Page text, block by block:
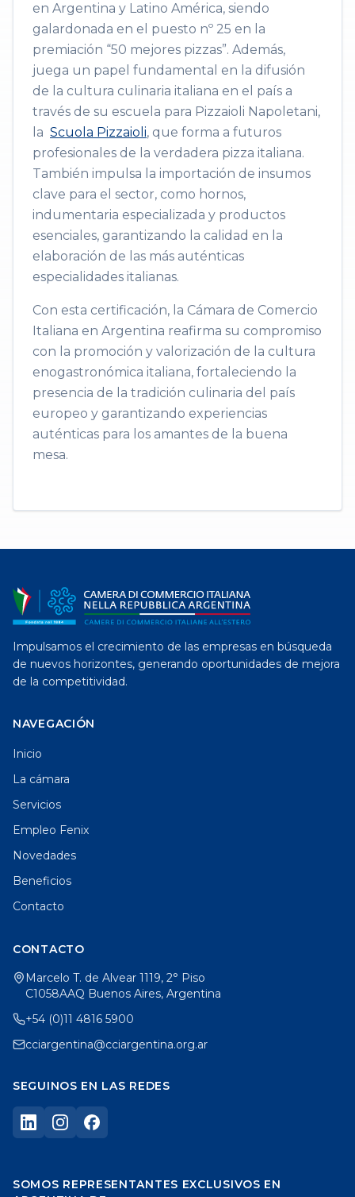
en Argentina y Latino América, siendo
galardonada en el puesto nº 25 en la
premiación “50 mejores pizzas”. Además,
juega un papel fundamental en la difusión
de la cultura culinaria italiana en el país a
través de su escuela para Pizzaioli Napoletani,
la Scuola Pizzaioli, que forma a futuros
profesionales de la verdadera pizza italiana.
También impulsa la importación de insumos
clave para el sector, como hornos,
indumentaria especializada y productos
esenciales, garantizando la calidad en la
elaboración de las más auténticas
especialidades italianas.
Con esta certificación, la Cámara de Comercio
Italiana en Argentina reafirma su compromiso
con la promoción y valorización de la cultura
enogastronómica italiana, fortaleciendo la
presencia de la tradición culinaria del país
europeo y garantizando experiencias
auténticas para los amantes de la buena
mesa.
Impulsamos el crecimiento de las empresas en búsqueda
de nuevos horizontes, generando oportunidades de mejora
de la competitividad.
NAVEGACIÓN
Inicio
La cámara
Servicios
Empleo Fenix
Novedades
Beneficios
Contacto
CONTACTO
Marcelo T. de Alvear 1119, 2° Piso
C1058AAQ Buenos Aires, Argentina
+54 (0)11 4816 5900
cciargentina@cciargentina.org.ar
SEGUINOS EN LAS REDES
SOMOS REPRESENTANTES EXCLUSIVOS EN